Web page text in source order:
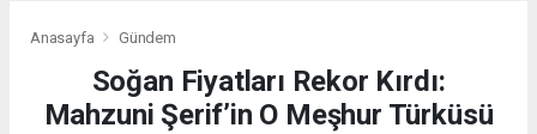
Anasayfa Gündem
Soğan Fiyatları Rekor Kırdı:
Mahzuni Şerif’in O Meşhur Türküsü